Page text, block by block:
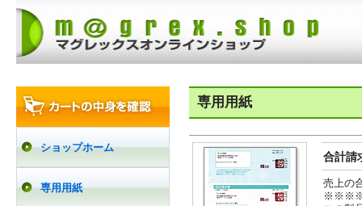
ショップホーム
専用用紙
専用用紙
合計請
売上の